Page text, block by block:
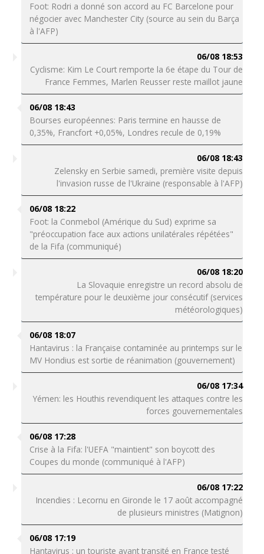
Foot: Rodri a donné son accord au FC Barcelone pour
négocier avec Manchester City (source au sein du Barça
à l'AFP)
06/08 18:53
Cyclisme: Kim Le Court remporte la 6e étape du Tour de
France Femmes, Marlen Reusser reste maillot jaune
06/08 18:43
Bourses européennes: Paris termine en hausse de
0,35%, Francfort +0,05%, Londres recule de 0,19%
06/08 18:43
Zelensky en Serbie samedi, première visite depuis
l'invasion russe de l'Ukraine (responsable à l'AFP)
06/08 18:22
Foot: la Conmebol (Amérique du Sud) exprime sa
"préoccupation face aux actions unilatérales répétées"
de la Fifa (communiqué)
06/08 18:20
La Slovaquie enregistre un record absolu de
température pour le deuxième jour consécutif (services
météorologiques)
06/08 18:07
Hantavirus : la Française contaminée au printemps sur le
MV Hondius est sortie de réanimation (gouvernement)
06/08 17:34
Yémen: les Houthis revendiquent les attaques contre les
forces gouvernementales
06/08 17:28
Crise à la Fifa: l'UEFA "maintient" son boycott des
Coupes du monde (communiqué à l'AFP)
06/08 17:22
Incendies : Lecornu en Gironde le 17 août accompagné
de plusieurs ministres (Matignon)
06/08 17:19
Hantavirus : un touriste ayant transité en France testé